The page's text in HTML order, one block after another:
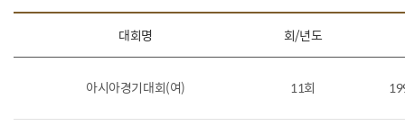
대회명 회/년도
아시아경기대회(여) 11회